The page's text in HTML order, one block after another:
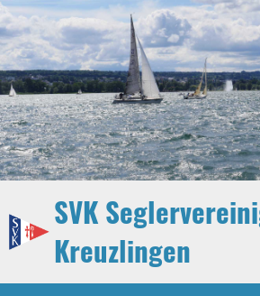
SVK
Kreuzlingen